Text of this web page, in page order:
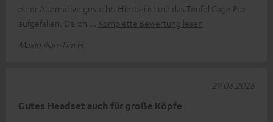
einer Alternative gesucht. Hierbei ist mir das Teufel Cage Pro
aufgefallen. Da ich
Komplette Bewertung lesen
Maximilian-Tim H.
Gutes Headset auch für große Köpfe
29.06.2026